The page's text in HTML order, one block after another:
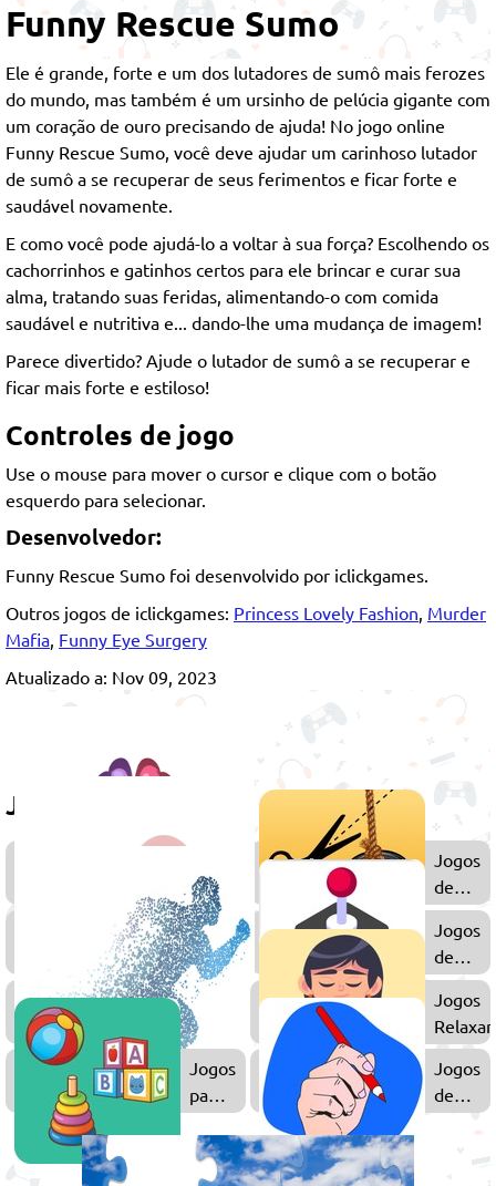
Funny Rescue Sumo
Ele é grande, forte e um dos lutadores de sumô mais ferozes
do mundo, mas também é um ursinho de pelúcia gigante com
um coração de ouro precisando de ajuda! No jogo online
Funny Rescue Sumo, você deve ajudar um carinhoso lutador
de sumô a se recuperar de seus ferimentos e ficar forte e
saudável novamente.
E como você pode ajudá-lo a voltar à sua força? Escolhendo os
cachorrinhos e gatinhos certos para ele brincar e curar sua
alma, tratando suas feridas, alimentando-o com comida
saudável e nutritiva e... dando-lhe uma mudança de imagem!
Parece divertido? Ajude o lutador de sumô a se recuperar e
ficar mais forte e estiloso!
Controles de jogo
Use o mouse para mover o cursor e clique com o botão
esquerdo para selecionar.
Desenvolvedor:
Funny Rescue Sumo foi desenvolvido por iclickgames.
Outros jogos de iclickgames: Princess Lovely Fashion, Murder
Mafia, Funny Eye Surgery
Atualizado a: Nov 09, 2023
Jogue também
Jogos
Quebra-
Cabeça
Jogos
de
Física
Jogos
Jogadores
Jogos
de
Arcade
Jogos
de
Correr
Jogos
Jogos
para
Jogos
de